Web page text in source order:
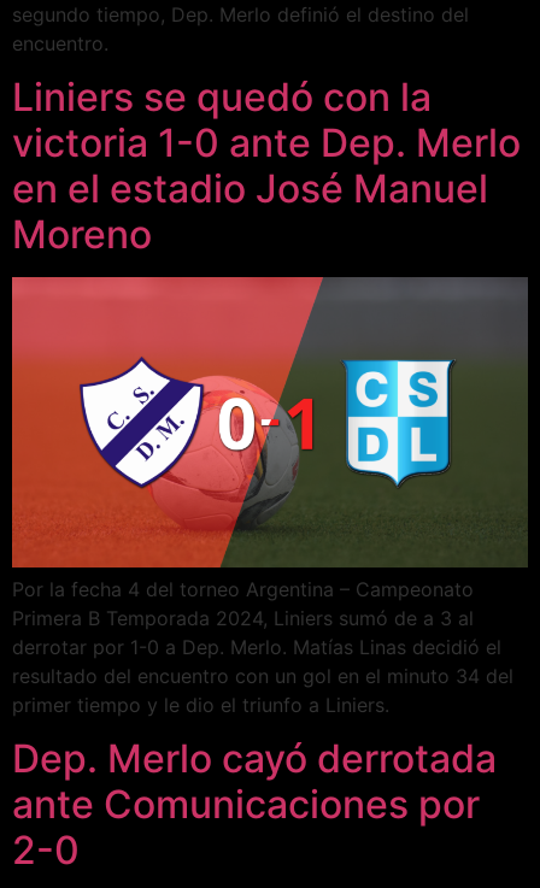
segundo tiempo, Dep. Merlo definió el destino del
encuentro.
Liniers se quedó con la
victoria 1-0 ante Dep. Merlo
en el estadio José Manuel
Moreno
Por la fecha 4 del torneo Argentina – Campeonato
Primera B Temporada 2024, Liniers sumó de a 3 al
derrotar por 1-0 a Dep. Merlo. Matías Linas decidió el
resultado del encuentro con un gol en el minuto 34 del
primer tiempo y le dio el triunfo a Liniers.
Dep. Merlo cayó derrotada
ante Comunicaciones por
2-0